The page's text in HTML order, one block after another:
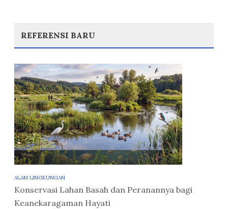
REFERENSI BARU
ALAM LINGKUNGAN
Konservasi Lahan Basah dan Peranannya bagi
Keanekaragaman Hayati